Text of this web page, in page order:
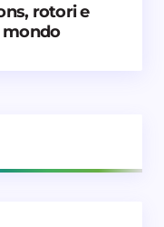
rotori e